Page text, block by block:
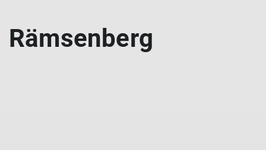
Rämsenberg